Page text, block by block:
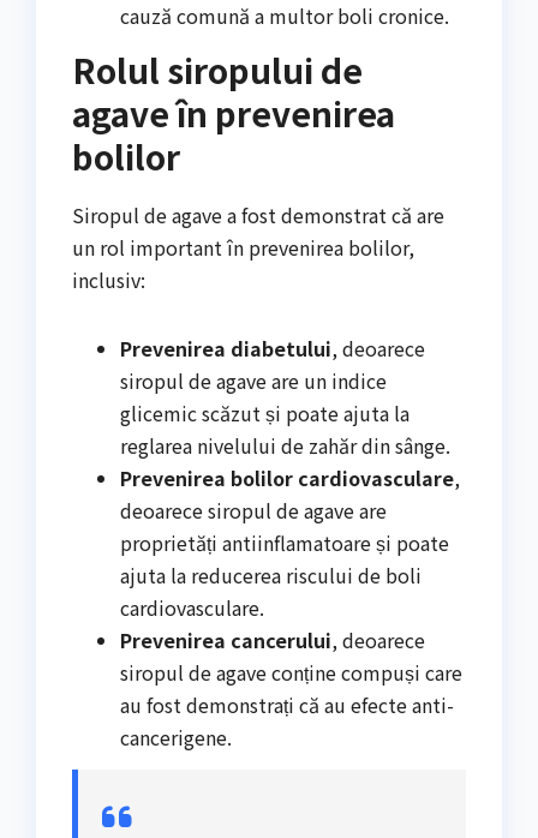
cauză comună a multor boli cronice.
Rolul siropului de
agave în prevenirea
bolilor
Siropul de agave a fost demonstrat că are
un rol important în prevenirea bolilor,
inclusiv:
Prevenirea diabetului, deoarece
siropul de agave are un indice
glicemic scăzut și poate ajuta la
reglarea nivelului de zahăr din sânge.
Prevenirea bolilor cardiovasculare,
deoarece siropul de agave are
proprietăți antiinflamatoare și poate
ajuta la reducerea riscului de boli
cardiovasculare.
Prevenirea cancerului, deoarece
siropul de agave conține compuși care
au fost demonstrați că au efecte anti-
cancerigene.